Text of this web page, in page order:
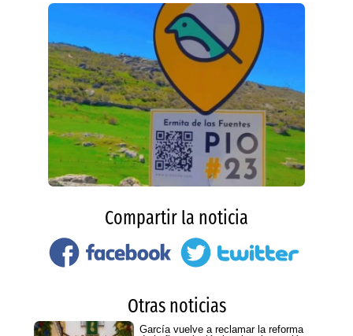
Compartir la noticia
Otras noticias
García vuelve a reclamar la reforma